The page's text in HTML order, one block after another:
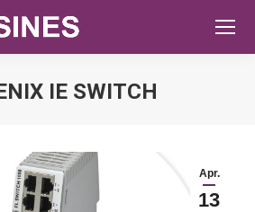
IE SWITCH
Apr.
13